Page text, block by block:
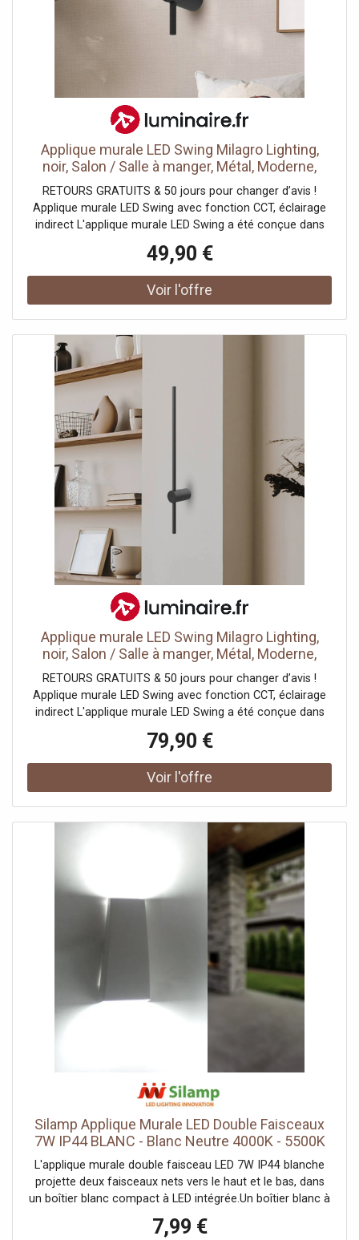
Applique murale LED Swing Milagro Lighting,
noir, Salon / Salle à manger, Métal, Moderne,
Applique Murale LED
RETOURS GRATUITS & 50 jours pour changer d’avis !
Applique murale LED Swing avec fonction CCT, éclairage
indirect L'applique murale LED Swing a été conçue dans
une tige mince et verticale dans laquelle sont intégrées les
LED à l'arrière. On obtient ainsi un éclairage indirect qui
peut être commuté en trois couleurs de lumière à l'aide
d'un interrupteur CCT situé à l'arrière de l'applique lors du
agréable, lumière blanche neutre pour une atmosphère
fraîche ou éclairage lumière du jour pour travailler.
49,90 €
Applique murale LED Swing Milagro Lighting,
noir, Salon / Salle à manger, Métal, Moderne,
Applique Murale LED
RETOURS GRATUITS & 50 jours pour changer d’avis !
Applique murale LED Swing avec fonction CCT, éclairage
indirect L'applique murale LED Swing a été conçue dans
une tige mince et verticale dans laquelle sont intégrées les
LED à l'arrière. On obtient ainsi un éclairage indirect qui
peut être commuté en trois couleurs de lumière à l'aide
d'un interrupteur CCT situé à l'arrière de l'applique lors du
agréable, lumière blanche neutre pour une atmosphère
fraîche ou éclairage lumière du jour pour travailler.
79,90 €
Silamp Applique Murale LED Double Faisceaux
7W IP44 BLANC - Blanc Neutre 4000K - 5500K
L'applique murale double faisceau LED 7W IP44 blanche
projette deux faisceaux nets vers le haut et le bas, dans
un boîtier blanc compact à LED intégrée.Un boîtier blanc à
deux faisceauxSon boîtier rectangulaire blanc, haut de 17
cm, envoie la lumière en deux nappes verticales sur le
7,99 €